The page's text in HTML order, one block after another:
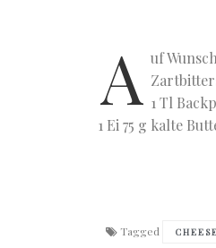
A uf
1 Tl
1 Ei 75 g kalte
Tagged CHEESE